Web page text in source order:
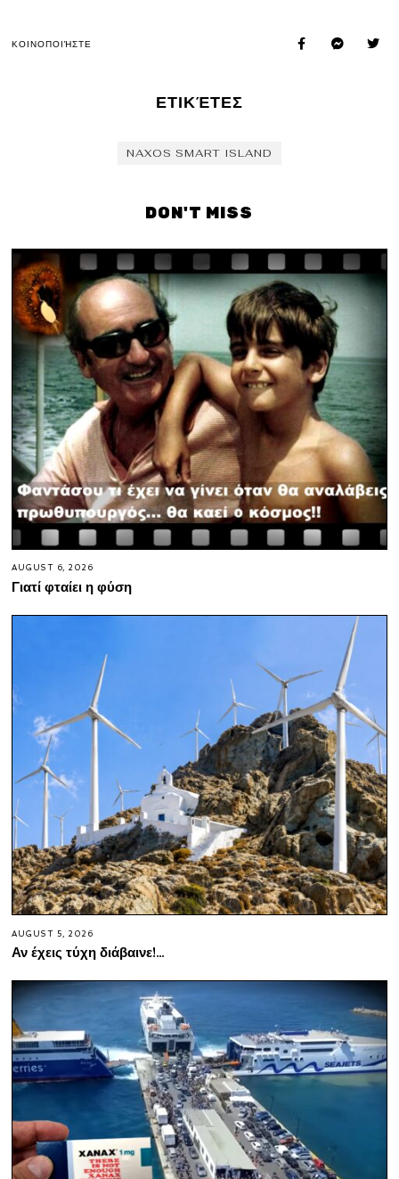
ΚΟΙΝΟΠΟΙΉΣΤΕ
ΕΤΙΚΈΤΕΣ
NAXOS SMART ISLAND
DON'T MISS
AUGUST 6, 2026
Γιατί φταίει η φύση
AUGUST 5, 2026
Αν έχεις τύχη διάβαινε!…